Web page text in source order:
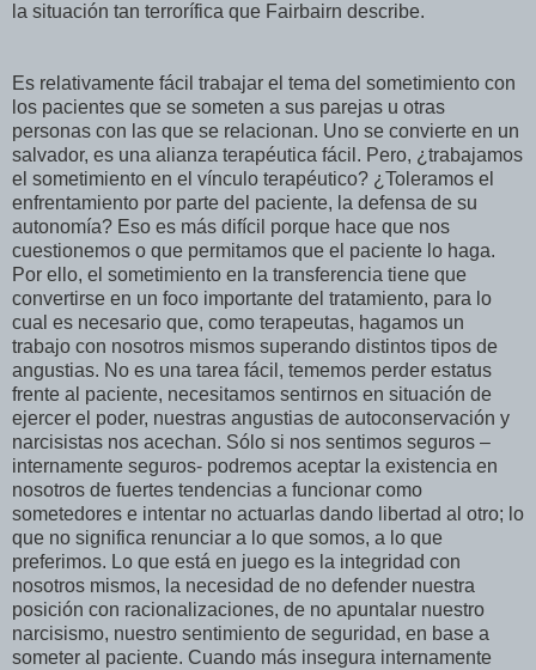
la situación tan terrorífica que Fairbairn describe.
Es relativamente fácil trabajar el tema del sometimiento con
los pacientes que se someten a sus parejas u otras
personas con las que se relacionan. Uno se convierte en un
salvador, es una alianza terapéutica fácil. Pero, ¿trabajamos
el sometimiento en el vínculo terapéutico? ¿Toleramos el
enfrentamiento por parte del paciente, la defensa de su
autonomía? Eso es más difícil porque hace que nos
cuestionemos o que permitamos que el paciente lo haga.
Por ello, el sometimiento en la transferencia tiene que
convertirse en un foco importante del tratamiento, para lo
cual es necesario que, como terapeutas, hagamos un
trabajo con nosotros mismos superando distintos tipos de
angustias. No es una tarea fácil, tememos perder estatus
frente al paciente, necesitamos sentirnos en situación de
ejercer el poder, nuestras angustias de autoconservación y
narcisistas nos acechan. Sólo si nos sentimos seguros –
internamente seguros- podremos aceptar la existencia en
nosotros de fuertes tendencias a funcionar como
sometedores e intentar no actuarlas dando libertad al otro; lo
que no significa renunciar a lo que somos, a lo que
preferimos. Lo que está en juego es la integridad con
nosotros mismos, la necesidad de no defender nuestra
posición con racionalizaciones, de no apuntalar nuestro
narcisismo, nuestro sentimiento de seguridad, en base a
someter al paciente. Cuando más insegura internamente